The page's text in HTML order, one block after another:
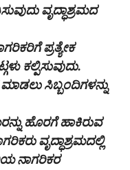
ವೃದ್ಧಾಶ್ರಮದ
ಪ್ರತ್ಯೇಕ
ಕಲ್ಪಿಸುವುದು.
ಸಿಬ್ಬಂದಿಗಳನ್ನು
ಹೊರಗೆ ಹಾಕಿರುವ
ವೃದ್ಧಾಶ್ರಮದಲ್ಲಿ
ನಾಗರಿಕರ